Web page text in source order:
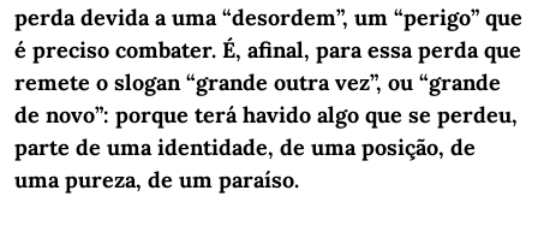
perda devida a uma “desordem”, um “perigo” que
é preciso combater. É, afinal, para essa perda que
remete o slogan “grande outra vez”, ou “grande
de novo”: porque terá havido algo que se perdeu,
parte de uma identidade, de uma posição, de
uma pureza, de um paraíso.